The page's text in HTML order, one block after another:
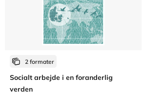
2 formater
Socialt arbejde i en foranderlig
verden